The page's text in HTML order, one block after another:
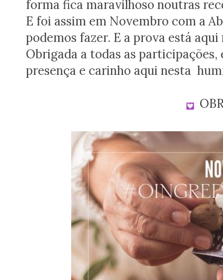
forma fica maravilhoso noutras
E foi assim em Novembro com a
podemos fazer. E a prova está
Obrigada a todas as
presença e carinho aqui nesta